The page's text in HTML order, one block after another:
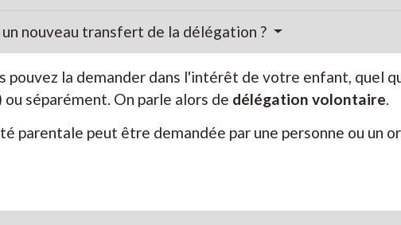
nouveau transfert de la délégation ?
pouvez la demander dans l'intérêt de votre enfant, quel
séparément. On parle alors de délégation volontaire.
parentale peut être demandée par une personne ou un